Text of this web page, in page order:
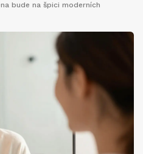
bude na špici moderních